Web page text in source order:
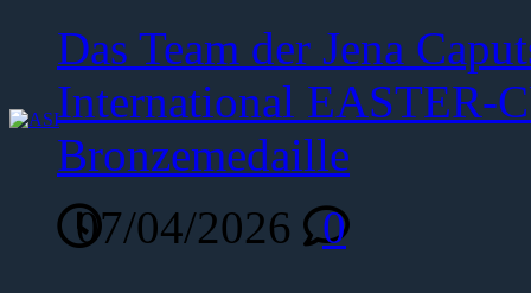
Das Team der Jena
International EASTER-
Bronzemedaille
07/04/2026
0